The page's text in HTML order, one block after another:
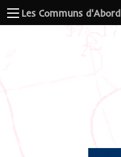
Les Communs d'Abord